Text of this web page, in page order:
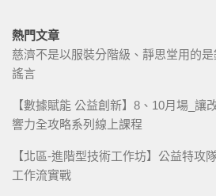
熱門文章
慈濟不是以服裝分階級、靜思堂用的
謠言
【數據賦能 公益創新】8、10月場_讓
響力全攻略系列線上課程
【北區-進階型技術工作坊】公益特攻
工作流實戰